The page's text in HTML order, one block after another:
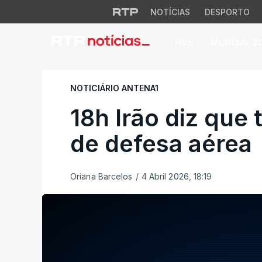
NOTÍCIAS DESPORTO
18h Irão diz que
NOTICIÁRIO ANTENA1
18h Irão diz que
de defesa aérea
Oriana Barcelos / 4 Abril 2026, 18:19